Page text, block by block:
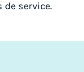
de service.